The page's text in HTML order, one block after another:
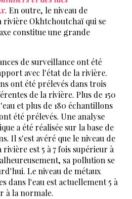
. En outre, le niveau de
rivière Okhtchoutchaï qui se
constitue une grande
de surveillance ont été
avec l'état de la rivière.
ont été prélevés dans trois
de la rivière. Plus de 150
et plus de 180 échantillons
été prélevés. Une analyse
a été réalisée sur la base de
Il s'est avéré que le niveau de
est 5 à 7 fois supérieur à
sa pollution se
Le niveau de métaux
dans l'eau est actuellement 5 à
à la normale.